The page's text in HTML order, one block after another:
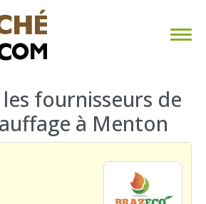
fournisseurs de
à Menton